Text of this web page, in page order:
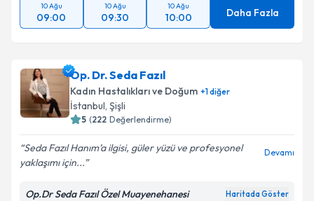
10 Ağu
09:00
10 Ağu
09:30
10 Ağu
10:00 Daha Fazla
Op. Dr. Seda Fazıl
Kadın Hastalıkları ve Doğum +1diğer
İstanbul, Şişli
5 (222 Değerlendirme)
Seda Fazıl Hanım’a ilgisi, güler yüzü ve profesyonel
yaklaşımı için...
Devamı
Op.Dr Seda Fazıl Özel Muayenehanesi Haritada Göster